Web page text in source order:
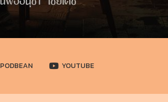
PODBEAN YOUTUBE